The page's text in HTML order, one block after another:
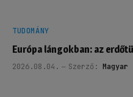
TUDOMÁNY
Európa lángokban: az
2026.08.04. Szerző: Magyar